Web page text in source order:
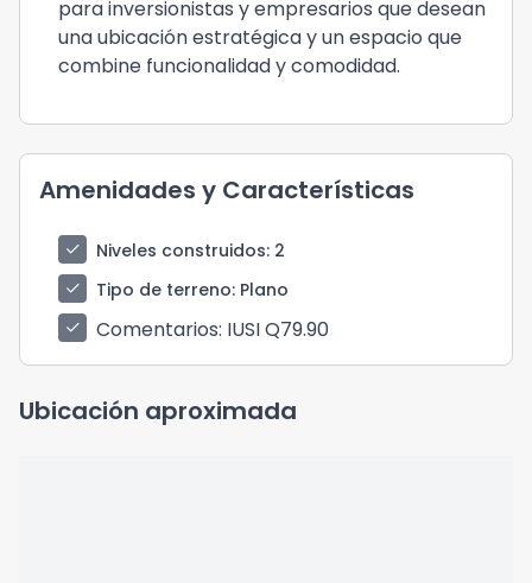
para inversionistas y empresarios que desean
una ubicación estratégica y un espacio que
combine funcionalidad y comodidad.
Amenidades y Características
check Niveles construidos: 2
check
Tipo de terreno: Plano
check
Comentarios: IUSI Q79.90
Ubicación aproximada